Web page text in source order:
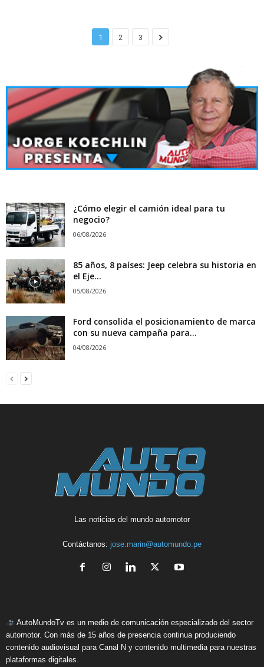
1 2 3
¿Cómo elegir el camión ideal para tu
negocio?
06/08/2026
85 años, 8 países: Jeep celebra su historia en
el Eje...
05/08/2026
Ford consolida el posicionamiento de marca
con su nueva campaña para...
04/08/2026
Las noticias del mundo automotor
Contáctanos: jose.marin@automundo.pe
AutoMundoTv es un medio de comunicación especializado del sector
automotor. Con más de 15 años de presencia continua produciendo
contenido audiovisual para Canal N y contenido multimedia para nuestras
plataformas digitales.